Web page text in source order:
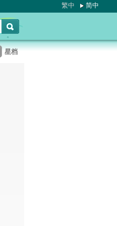
繁中 简中
星档